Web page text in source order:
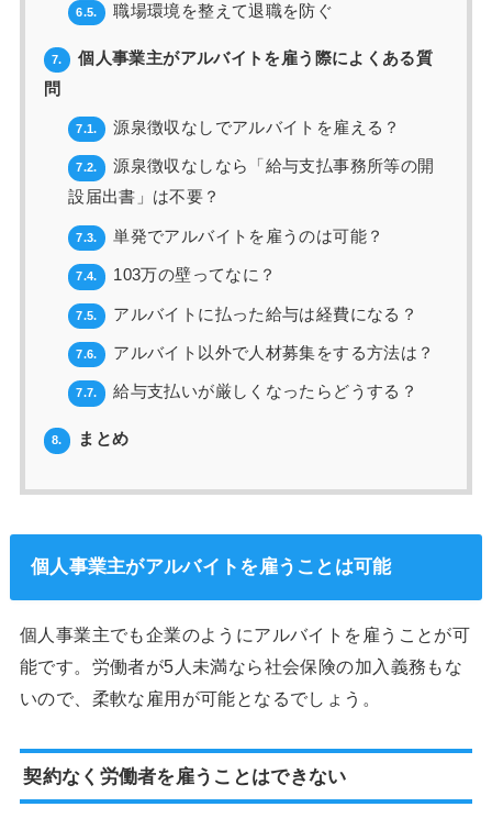
6.5. 職場環境を整えて退職を防ぐ
7.
個人事業主がアルバイトを雇う際によくある質
問
7.1. 源泉徴収なしでアルバイトを雇える？
7.2.
源泉徴収なしなら「給与支払事務所等の開
設届出書」は不要？
7.3. 単発でアルバイトを雇うのは可能？
7.4. 103万の壁ってなに？
7.5. アルバイトに払った給与は経費になる？
7.6. アルバイト以外で人材募集をする方法は？
7.7. 給与支払いが厳しくなったらどうする？
8. まとめ
個人事業主がアルバイトを雇うことは可能
個人事業主でも企業のようにアルバイトを雇うことが可
能です。労働者が5人未満なら社会保険の加入義務もな
いので、柔軟な雇用が可能となるでしょう。
契約なく労働者を雇うことはできない